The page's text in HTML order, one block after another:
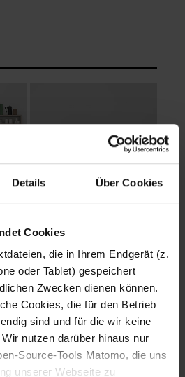
Details Über Cookies
Cookies
die in Ihrem Endgerät (z.
oder Tablet) gespeichert
Zwecken dienen können.
Cookies, die für den Betrieb
sind und für die wir keine
nutzen darüber hinaus nur
Source-Tools Matomo, die uns
unserer Webseite zu
Fotografo: Lorenz
Sternbach
Download